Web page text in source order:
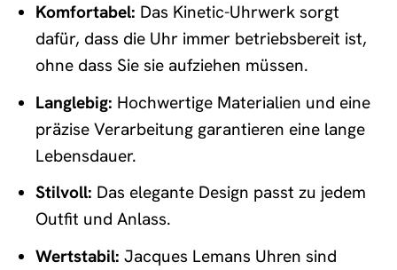
Komfortabel: Das Kinetic-Uhrwerk sorgt
dafür, dass die Uhr immer betriebsbereit ist,
ohne dass Sie sie aufziehen müssen.
Langlebig: Hochwertige Materialien und eine
präzise Verarbeitung garantieren eine lange
Lebensdauer.
Stilvoll: Das elegante Design passt zu jedem
Outfit und Anlass.
Wertstabil: Jacques Lemans Uhren sind